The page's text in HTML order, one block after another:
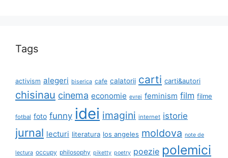
Tags
activism alegeri biserica cafe calatorii carti carti&autori
chisinau cinema economie evrei feminism film filme
fotbal foto funny idei imagini internet istorie
jurnal lecturi literatura los angeles moldova note de
lectura occupy philosophy piketty poetry poezie polemici